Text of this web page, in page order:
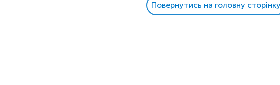
Повернутись на головну сторінку